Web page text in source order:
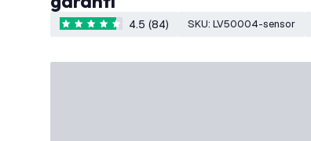
4.5 stjärnbetyg4.5 (84) SKU: LV50004-sensor